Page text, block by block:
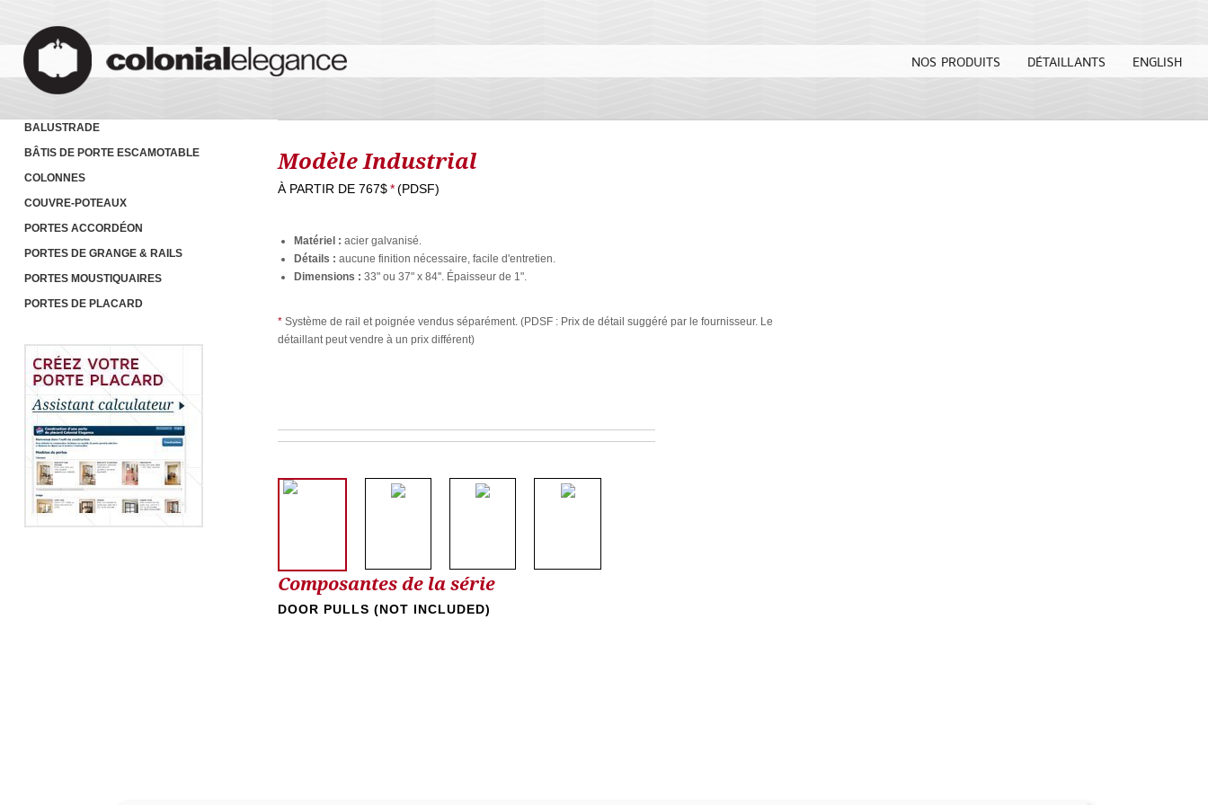
NOS PRODUITS DÉTAILLANTS ENGLISH
BALUSTRADE
BÂTIS DE PORTE ESCAMOTABLE
COLONNES
COUVRE-POTEAUX
PORTES ACCORDÉON
PORTES DE GRANGE & RAILS
PORTES MOUSTIQUAIRES
PORTES DE PLACARD
Modèle Industrial
À PARTIR DE767$*(PDSF)
Matériel :acier galvanisé.
Détails : aucune finition nécessaire, facile d'entretien.
Dimensions : 33" ou 37" x 84''. Épaisseur de 1".
* Système de rail et poignée vendus séparément. (PDSF : Prix de détail suggéré par le fournisseur. Le
détaillant peut vendre à un prix différent)
Composantes de la série
DOOR PULLS (NOT INCLUDED)